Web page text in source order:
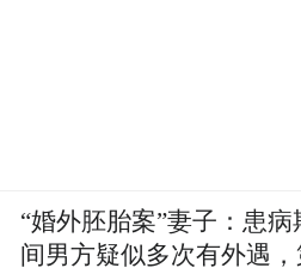
“婚外胚胎案”妻子：患病
间男方疑似多次有外遇，